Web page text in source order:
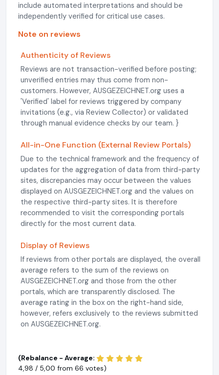
include automated interpretations and should be
independently verified for critical use cases.
Note on reviews
Authenticity of Reviews
Reviews are not transaction-verified before posting;
unverified entries may thus come from non-
customers. However, AUSGEZEICHNET.org uses a
'Verified' label for reviews triggered by company
invitations (e.g., via Review Collector) or validated
through manual evidence checks by our team. }
All-in-One Function (External Review Portals)
Due to the technical framework and the frequency of
updates for the aggregation of data from third-party
sites, discrepancies may occur between the values
displayed on AUSGEZEICHNET.org and the values on
the respective third-party sites. It is therefore
recommended to visit the corresponding portals
directly for the most current data.
Display of Reviews
If reviews from other portals are displayed, the overall
average refers to the sum of the reviews on
AUSGEZEICHNET.org and those from the other
portals, which are transparently disclosed. The
average rating in the box on the right-hand side,
however, refers exclusively to the reviews submitted
on AUSGEZEICHNET.org.
(Rebalance - Average:
4,98 / 5,00 from 66 votes)